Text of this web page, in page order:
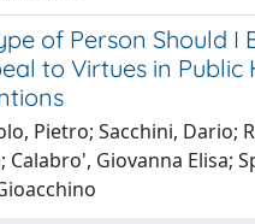
of Person Should I
to Virtues in Public
Pietro; Sacchini, Dario;
Calabro', Giovanna Elisa;